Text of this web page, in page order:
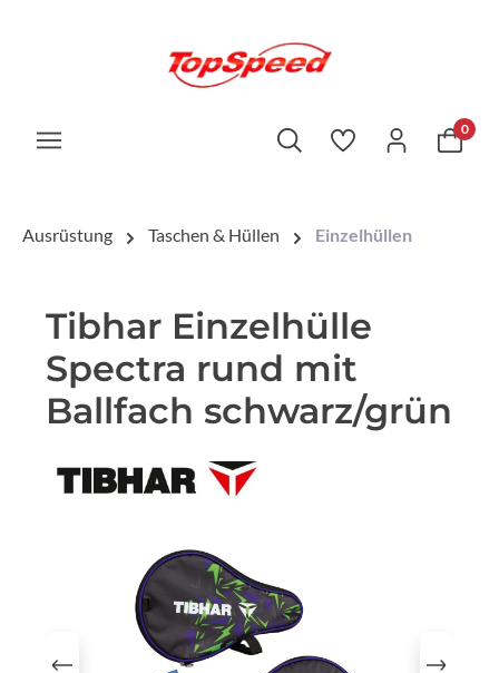
0
Ausrüstung Taschen & Hüllen Einzelhüllen
Tibhar Einzelhülle
Spectra rund mit
Ballfach schwarz/grün
Bildergalerie überspringen